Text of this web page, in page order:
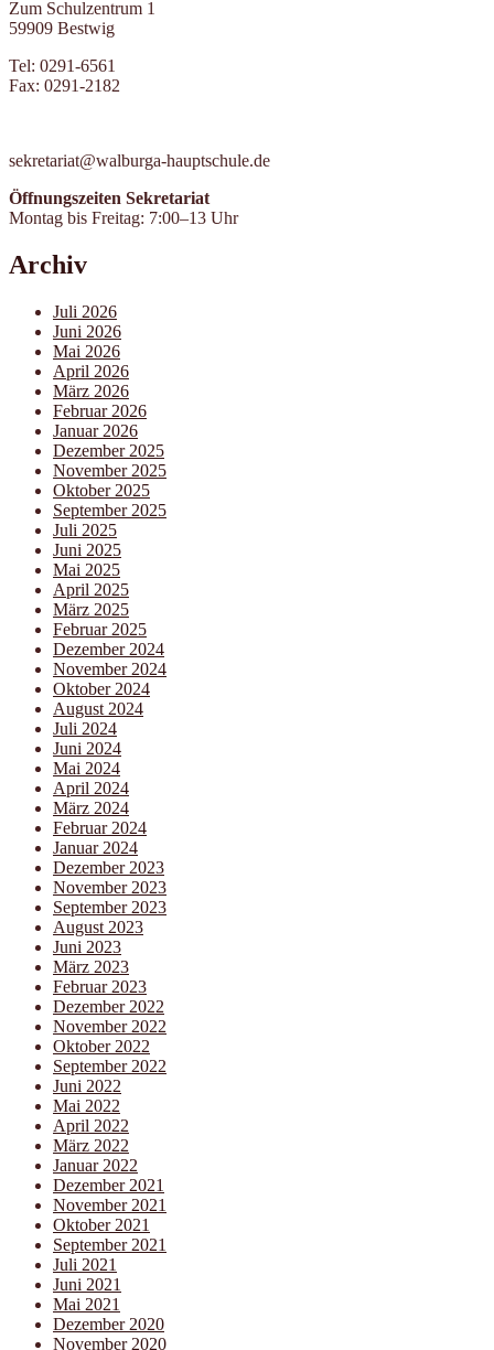
Zum Schulzentrum 1
59909 Bestwig
Tel: 0291-6561
Fax: 0291-2182
sekretariat@walburga-hauptschule.de
Öffnungszeiten Sekretariat
Montag bis Freitag: 7:00–13 Uhr
Archiv
Juli 2026
Juni 2026
Mai 2026
April 2026
März 2026
Februar 2026
Januar 2026
Dezember 2025
November 2025
Oktober 2025
September 2025
Juli 2025
Juni 2025
Mai 2025
April 2025
März 2025
Februar 2025
Dezember 2024
November 2024
Oktober 2024
August 2024
Juli 2024
Juni 2024
Mai 2024
April 2024
März 2024
Februar 2024
Januar 2024
Dezember 2023
November 2023
September 2023
August 2023
Juni 2023
März 2023
Februar 2023
Dezember 2022
November 2022
Oktober 2022
September 2022
Juni 2022
Mai 2022
April 2022
März 2022
Januar 2022
Dezember 2021
November 2021
Oktober 2021
September 2021
Juli 2021
Juni 2021
Mai 2021
Dezember 2020
November 2020